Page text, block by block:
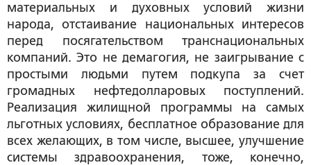
материальных и духовных условий жизни
народа, отстаивание национальных интересов
перед посягательством транснациональных
компаний. Это не демагогия, не заигрывание с
простыми людьми путем подкупа за счет
громадных нефтедолларовых поступлений.
Реализация жилищной программы на самых
льготных условиях, бесплатное образование для
всех желающих, в том числе, высшее, улучшение
системы здравоохранения, тоже, конечно,